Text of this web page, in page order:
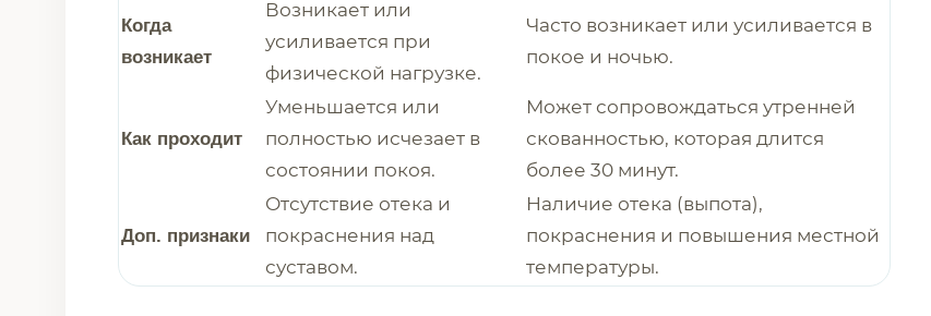
Когда
возникает
Возникает или
усиливается при
физической нагрузке.
Часто возникает или усиливается в
покое и ночью.
Как проходит
Уменьшается или
полностью исчезает в
состоянии покоя.
Может сопровождаться утренней
скованностью, которая длится
более 30 минут.
Доп. признаки
Отсутствие отека и
покраснения над
суставом.
Наличие отека (выпота),
покраснения и повышения местной
температуры.